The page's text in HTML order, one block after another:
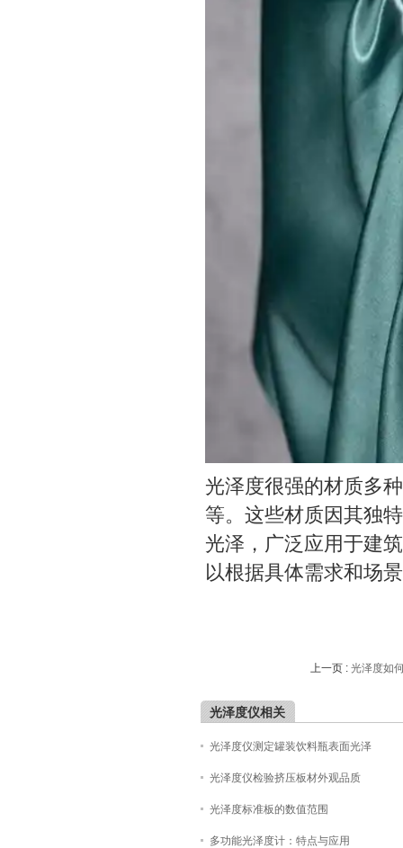
光泽度很强的材质多
等。这些材质因其独
光泽，广泛应用于建
以根据具体需求和场
上一页 : 光泽度如
光泽度仪相关
光泽度仪测定罐装饮料瓶表面光泽
光泽度仪检验挤压板材外观品质
光泽度标准板的数值范围
多功能光泽度计：特点与应用